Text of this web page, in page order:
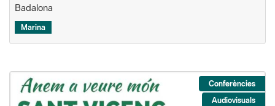
Badalona
Marina
Conferències
Audiovisuals